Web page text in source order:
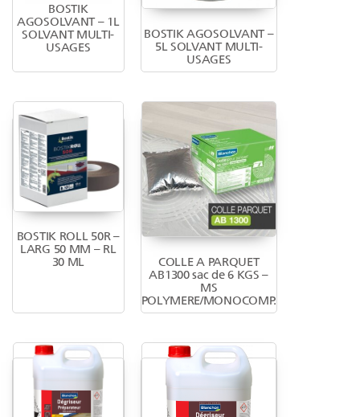
BOSTIK
AGOSOLVANT – 1L
SOLVANT MULTI-
USAGES
BOSTIK AGOSOLVANT –
5L SOLVANT MULTI-
USAGES
BOSTIK ROLL 50R –
LARG 50 MM – RL
30 ML
COLLE A PARQUET
AB1300 sac de 6 KGS –
MS
POLYMERE/MONOCOMP.